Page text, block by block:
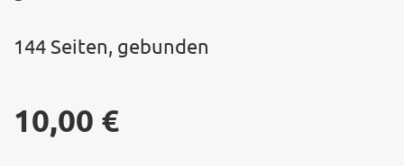
144 Seiten, gebunden
10,00 €